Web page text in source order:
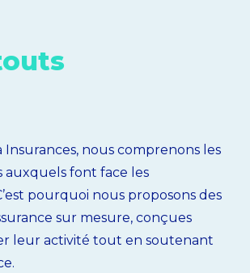
Insurances, nous comprenons les
auxquels font face les
pourquoi nous proposons des
sur mesure, conçues
leur activité tout en soutenant